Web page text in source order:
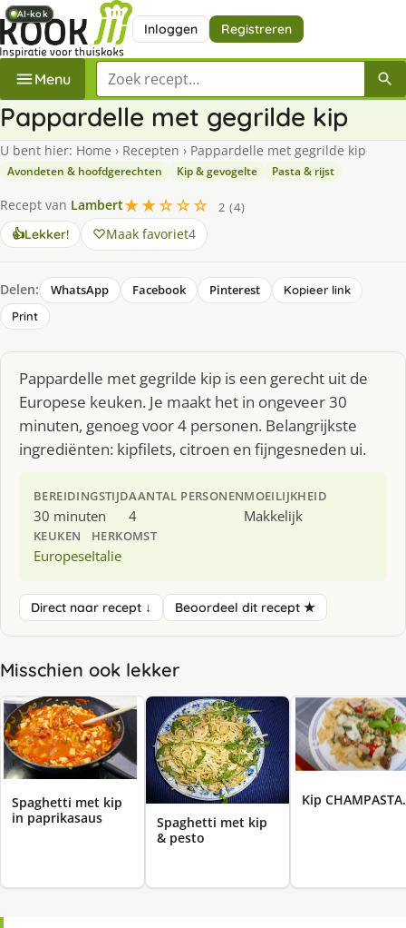
Inloggen Registreren
Menu Zoek een recept
Pappardelle met gegrilde kip
U bent hier: Home › Recepten › Pappardelle met gegrilde kip
Avondeten & hoofdgerechten Kip & gevogelte Pasta & rijst
Recept van Lambert★★☆☆☆
2 (4)
👍Lekker! Maak favoriet4
Delen: WhatsApp Facebook Pinterest
Kopieer link
Print
Pappardelle met gegrilde kip is een gerecht uit de
Europese keuken. Je maakt het in ongeveer 30
minuten, genoeg voor 4 personen. Belangrijkste
ingrediënten: kipfilets, citroen en fijngesneden ui.
BEREIDINGSTIJD
30 minuten
AANTAL PERSONEN
4
MOEILIJKHEID
Makkelijk
KEUKEN
Europese
HERKOMST
Italie
Direct naar recept ↓ Beoordeel dit recept ★
Misschien ook lekker
Spaghetti met kip
in paprikasaus
Spaghetti met kip
& pesto
Kip
AI-kok
AI-kok
AI-kok